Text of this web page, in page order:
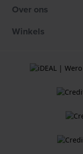
Over ons
Winkels